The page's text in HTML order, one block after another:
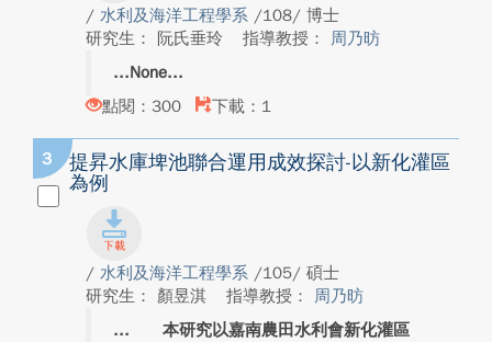
/ 水利及海洋工程學系 /108/ 博士
研究生： 阮氏垂玲
指導教授： 周乃昉
None
點閱：300
下載：1
3
提昇水庫埤池聯合運用成效探討-以新化灌區
為例
/ 水利及海洋工程學系 /105/ 碩士
研究生： 顏昱淇
指導教授： 周乃昉
本研究以嘉南農田水利會新化灌區